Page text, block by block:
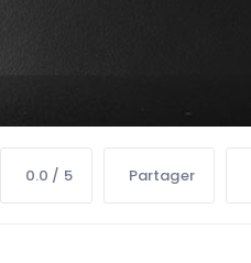
0.0 / 5 Partager